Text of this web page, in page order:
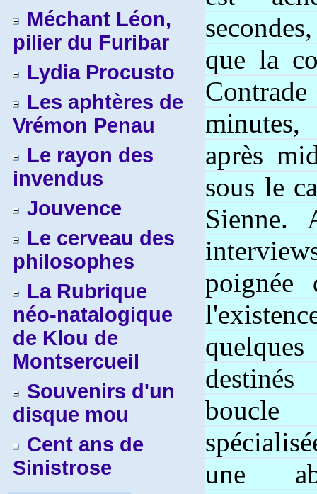
Méchant Léon,
pilier du Furibar
Lydia Procusto
Les aphtères de
Vrémon Penau
Le rayon des
invendus
Jouvence
Le cerveau des
philosophes
La Rubrique
néo-natalogique
de Klou de
Montsercueil
Souvenirs d'un
disque mou
Cent ans de
Sinistrose
que la
après
sous le
Sienne.
poignée
boucle
une